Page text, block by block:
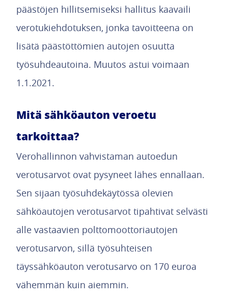
päästöjen hillitsemiseksi hallitus kaavaili
verotukiehdotuksen, jonka tavoitteena on
lisätä päästöttömien autojen osuutta
työsuhdeautoina. Muutos astui voimaan
1.1.2021.
Mitä sähköauton veroetu
tarkoittaa?
Verohallinnon vahvistaman autoedun
verotusarvot ovat pysyneet lähes ennallaan.
Sen sijaan työsuhdekäytössä olevien
sähköautojen verotusarvot tipahtivat selvästi
alle vastaavien polttomoottoriautojen
verotusarvon, sillä työsuhteisen
täyssähköauton verotusarvo on 170 euroa
vähemmän kuin aiemmin.